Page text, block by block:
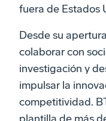
fuera de Estados
Desde su
colaborar con
investigación y
impulsar la
competitividad.